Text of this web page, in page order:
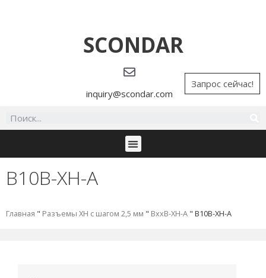
SCONDAR
inquiry@scondar.com
Запрос сейчас!
B10B-XH-A
Главная " Разъемы XH с шагом 2,5 мм " BxxB-XH-A " B10B-XH-A